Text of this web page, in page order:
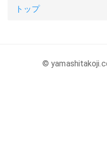
トップ
©